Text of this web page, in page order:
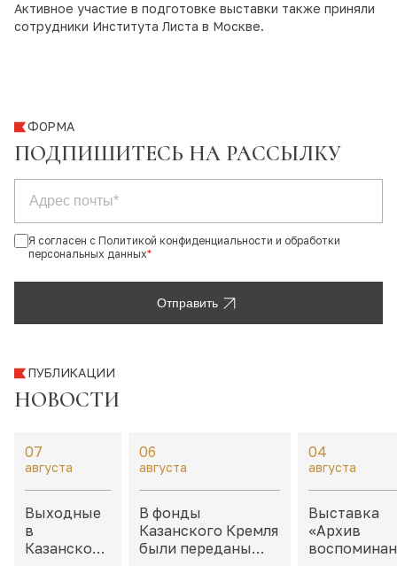
Активное участие в подготовке выставки также приняли
сотрудники Института Листа в Москве.
ФОРМА
ПОДПИШИТЕСЬ НА РАССЫЛКУ
Я согласен с Политикой конфиденциальности и обработки
персональных данных*
Отправить
ПУБЛИКАЦИИ
НОВОСТИ
07
августа
Выходные
в
Казанском
06
августа
В фонды
Казанского Кремля
были переданы
04
августа
Выставка
«Архив